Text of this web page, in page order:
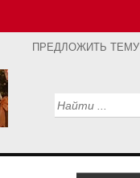
ПРЕДЛОЖИТЬ ТЕМУ